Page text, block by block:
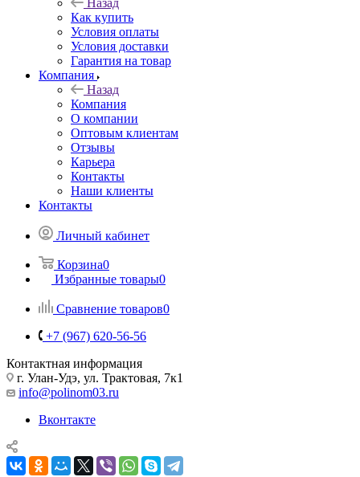
Назад
Как купить
Условия оплаты
Условия доставки
Гарантия на товар
Компания
Назад
Компания
О компании
Оптовым клиентам
Отзывы
Карьера
Контакты
Наши клиенты
Контакты
Личный кабинет
Корзина0
Избранные товары0
Сравнение товаров0
+7 (967) 620-56-56
Контактная информация
г. Улан-Удэ, ул. Трактовая, 7к1
info@polinom03.ru
Вконтакте